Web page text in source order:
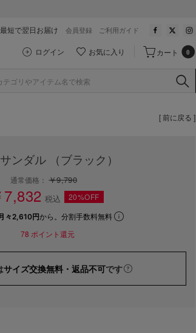
短で翌日お届け 会員登録 ご利用ガイド
ログイン お気に入り カート 0
[ 前に戻る ]
ンダル （ブラック）
通常価格：￥9,790
7,832 税込 20%OFF
々2,610円から。分割手数料無料
78 ポイント還元
サイズ交換無料・返品不可です